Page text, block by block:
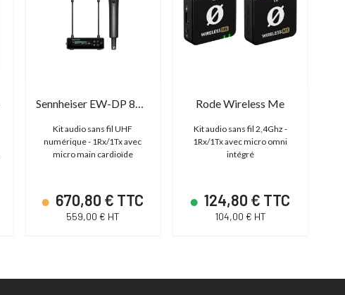
Sennheiser EW-DP 835 Set
Kit audio sans fil UHF
numérique - 1Rx/1Tx avec
micro main cardioïde
670,80 € TTC
559,00 € HT
Rode Wireless Me
Kit audio sans fil 2,4Ghz -
1Rx/1Tx avec micro omni
intégré
124,80 € TTC
104,00 € HT